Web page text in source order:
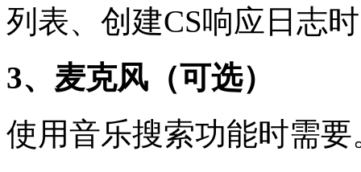
列表、创建CS响应日志
3、麦克风（可选）
使用音乐搜索功能时需要